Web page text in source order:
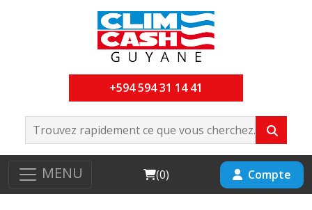
+594 594 31 14 41
MENU Cart
(0) Compte